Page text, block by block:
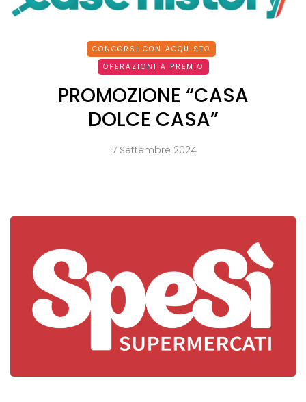
CONCORSI CON ACQUISTO
OPERAZIONI A PREMIO
PROMOZIONE “CASA
DOLCE CASA”
17 Settembre 2024